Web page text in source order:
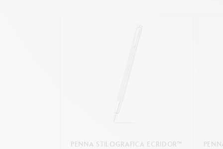
PENNA STILOGRAFICA ECRIDOR™